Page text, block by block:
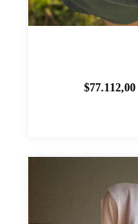
$77.112,00